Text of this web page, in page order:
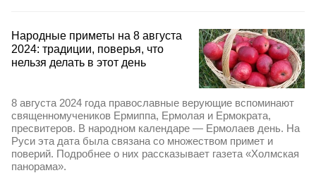
Народные приметы на 8 августа
2024: традиции, поверья, что
нельзя делать в этот день
8 августа 2024 года православные верующие вспоминают
священномучеников Ермиппа, Ермолая и Ермократа,
пресвитеров. В народном календаре — Ермолаев день. На
Руси эта дата была связана со множеством примет и
поверий. Подробнее о них рассказывает газета «Холмская
панорама».